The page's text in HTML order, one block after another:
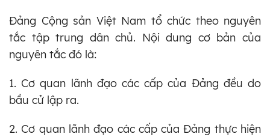
Đảng Cộng sản Việt Nam tổ chức theo nguyên
tắc tập trung dân chủ. Nội dung cơ bản của
nguyên tắc đó là:
1. Cơ quan lãnh đạo các cấp của Đảng đều do
bầu cử lập ra.
2. Cơ quan lãnh đạo các cấp của Đảng thực hiện